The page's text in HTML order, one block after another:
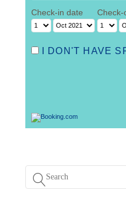
Check-in date
I DON'T HAVE